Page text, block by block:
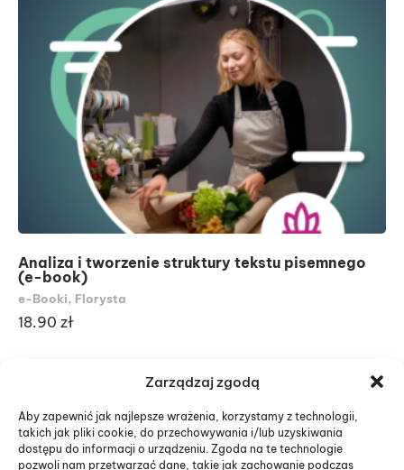
Zarządzaj zgodą
Aby zapewnić jak najlepsze wrażenia, korzystamy z technologii,
takich jak pliki cookie, do przechowywania i/lub uzyskiwania
dostępu do informacji o urządzeniu. Zgoda na te technologie
pozwoli nam przetwarzać dane, takie jak zachowanie podczas
Analiza i tworzenie struktury tekstu pisemnego
(e-book)
e-Booki, Florysta
18.90 zł